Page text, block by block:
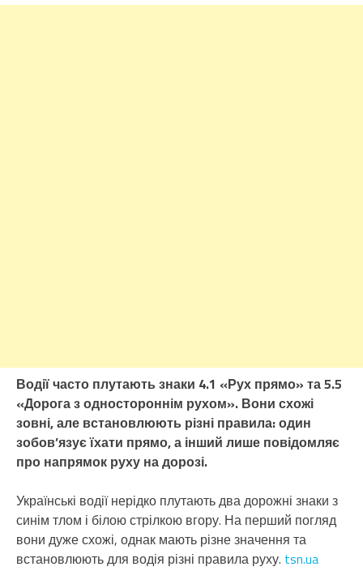
Водії часто плутають знаки 4.1 «Рух прямо» та 5.5
«Дорога з одностороннім рухом». Вони схожі
зовні, але встановлюють різні правила: один
зобов’язує їхати прямо, а інший лише повідомляє
про напрямок руху на дорозі.
Українські водії нерідко плутають два дорожні знаки з
синім тлом і білою стрілкою вгору. На перший погляд
вони дуже схожі, однак мають різне значення та
встановлюють для водія різні правила руху. tsn.ua